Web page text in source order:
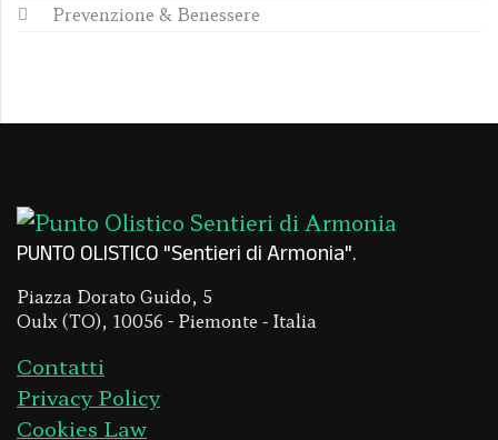
Prevenzione & Benessere
PUNTO OLISTICO "Sentieri di Armonia"
Piazza Dorato Guido, 5
Oulx (TO), 10056 - Piemonte - Italia
Contatti
Privacy Policy
Cookies Law